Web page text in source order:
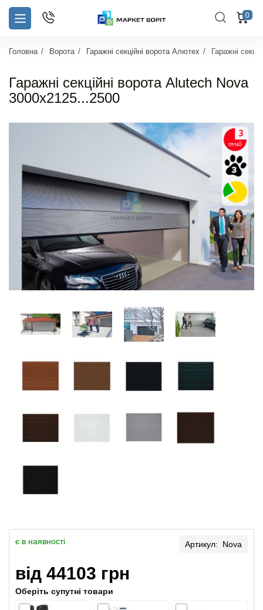
0
Головна Ворота Гаражні секційні ворота Алютех Гаражні
Гаражні секційні ворота Alutech Nova
3000х2125...2500
є в наявності Артикул: Nova
від 44103 грн
Оберіть супутні товари